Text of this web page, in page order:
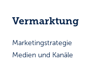
Vermarktung
Marketingstrategie
Medien und Kanäle